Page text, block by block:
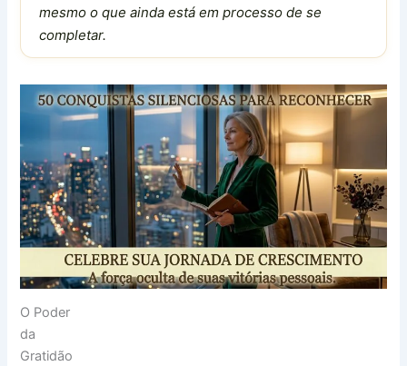
mesmo o que ainda está em processo de se
completar.
O Poder
da
Gratidão